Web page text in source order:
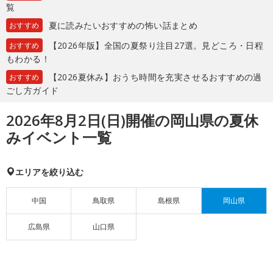
覧
おすすめ 夏に読みたいおすすめの怖い話まとめ
おすすめ
【2026年版】全国の夏祭り注目27選。見どころ・日程
もわかる！
おすすめ
【2026夏休み】おうち時間を充実させるおすすめの過
ごし方ガイド
2026年8月2日(日)開催の岡山県の夏休
みイベント一覧
エリアを絞り込む
中国 鳥取県 島根県 岡山県
広島県 山口県